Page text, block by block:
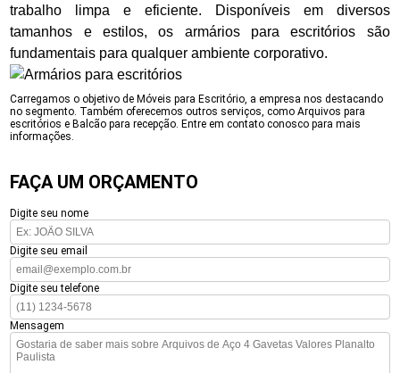
trabalho limpa e eficiente. Disponíveis em diversos
tamanhos e estilos, os armários para escritórios são
fundamentais para qualquer ambiente corporativo.
Carregamos o objetivo de Móveis para Escritório, a empresa nos destacando
no segmento. Também oferecemos outros serviços, como Arquivos para
escritórios e Balcão para recepção. Entre em contato conosco para mais
informações.
FAÇA UM ORÇAMENTO
Digite seu nome
Digite seu email
Digite seu telefone
Mensagem